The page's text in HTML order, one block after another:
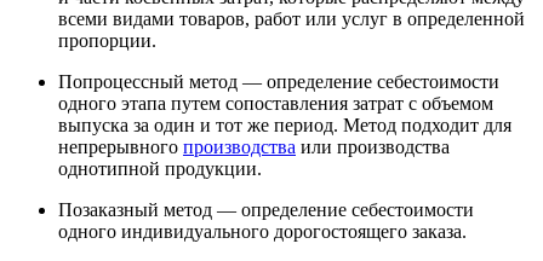
всеми видами товаров, работ или услуг в определенной
пропорции.
Попроцессный метод — определение себестоимости
одного этапа путем сопоставления затрат с объемом
выпуска за один и тот же период. Метод подходит для
непрерывного производства или производства
однотипной продукции.
Позаказный метод — определение себестоимости
одного индивидуального дорогостоящего заказа.